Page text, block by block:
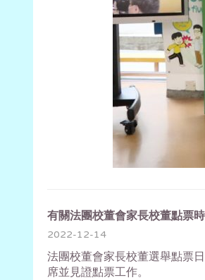
有關法團校董會家長校董點票
2022-12-14
法團校董會家長校董選舉點票
席並見證點票工作。